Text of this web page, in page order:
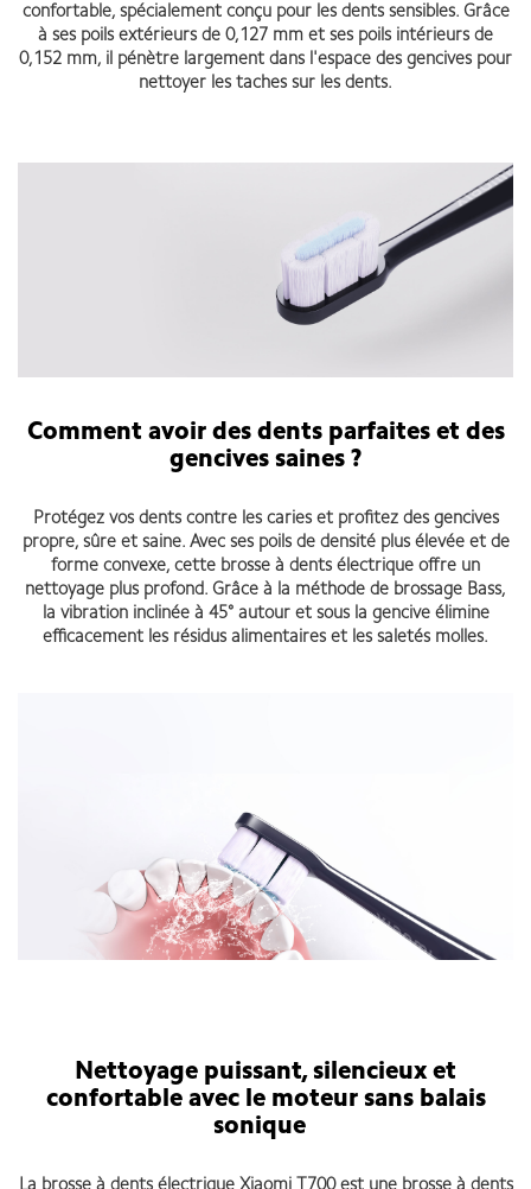
confortable, spécialement conçu pour les dents sensibles. Grâce
à ses poils extérieurs de 0,127 mm et ses poils intérieurs de
0,152 mm, il pénètre largement dans l'espace des gencives pour
nettoyer les taches sur les dents.
Comment avoir des dents parfaites et des
gencives saines ?
Protégez vos dents contre les caries et profitez des gencives
propre, sûre et saine. Avec ses poils de densité plus élevée et de
forme convexe, cette brosse à dents électrique offre un
nettoyage plus profond. Grâce à la méthode de brossage Bass,
la vibration inclinée à 45° autour et sous la gencive élimine
efficacement les résidus alimentaires et les saletés molles.
Nettoyage puissant, silencieux et
confortable avec le moteur sans balais
sonique